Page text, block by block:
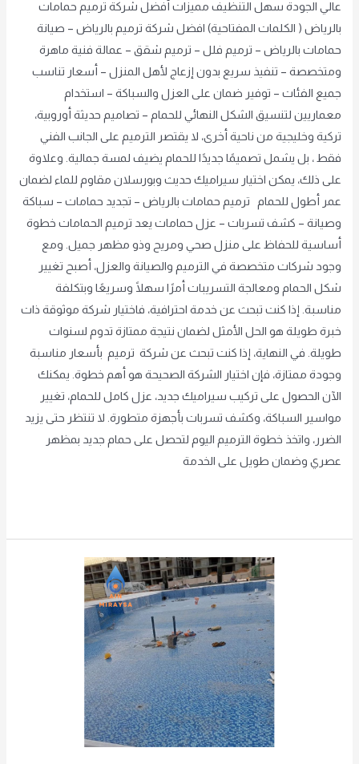
عالي الجودة سهل التنظيف مميزات أفضل شركة ترميم حمامات
بالرياض ( الكلمات المفتاحية) افضل شركة ترميم بالرياض – صيانة
حمامات بالرياض – ترميم فلل – ترميم شقق – عمالة فنية ماهرة
ومتخصصة – تنفيذ سريع بدون إزعاج لأهل المنزل – أسعار تناسب
جميع الفئات – توفير ضمان على العزل والسباكة – استخدام
معماريين لتنسيق الشكل النهائي للحمام – تصاميم حديثة أوروبية،
تركية وخليجية من ناحية أخرى، لا يقتصر الترميم على الجانب الفني
فقط ، بل يشمل تصميمًا جديدًا للحمام يضيف لمسة جمالية. وعلاوة
على ذلك، يمكن اختيار سيراميك حديث وبورسلان مقاوم للماء لضمان
عمر أطول للحمام ترميم حمامات بالرياض – تجديد حمامات – سباكة
وصيانة – كشف تسربات – عزل حمامات يعد ترميم الحمامات خطوة
أساسية للحفاظ على منزل صحي ومريح وذو مظهر جميل. ومع
وجود شركات متخصصة في الترميم والصيانة والعزل، أصبح تغيير
شكل الحمام ومعالجة التسريبات أمرًا سهلًا وسريعًا وبتكلفة
مناسبة. إذا كنت تبحث عن خدمة احترافية، فاختيار شركة موثوقة ذات
خبرة طويلة هو الحل الأمثل لضمان نتيجة ممتازة تدوم لسنوات
طويلة. في النهاية، إذا كنت تبحث عن شركة ترميم بأسعار مناسبة
وجودة ممتازة، فإن اختيار الشركة الصحيحة هو أهم خطوة. يمكنك
الآن الحصول على تركيب سيراميك جديد، عزل كامل للحمام، تغيير
مواسير السباكة، وكشف تسربات بأجهزة متطورة. لا تنتظر حتى يزيد
الضرر، واتخذ خطوة الترميم اليوم لتحصل على حمام جديد بمظهر
عصري وضمان طويل على الخدمة